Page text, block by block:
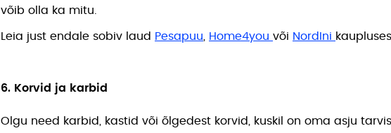
võib olla ka mitu.
Leia just endale sobiv laud Pesapuu Home4you või NordIni
6. Korvid ja karbid
Olgu need karbid, kastid või õlgedest korvid, kuskil on oma asju